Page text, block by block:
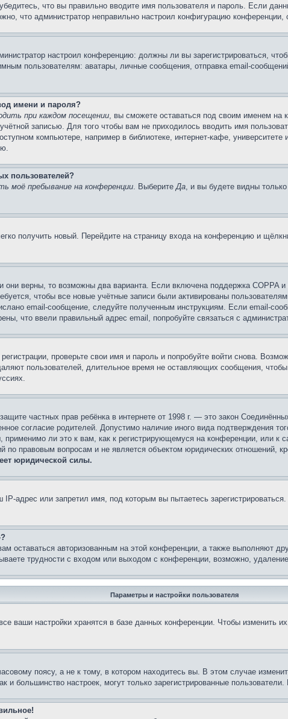
что вы правильно вводите имя пользователя и пароль. Если
что администратор неправильно настроил конфигурацию конференции,
настроил конференцию: должны ли вы зарегистрироваться,
пользователям: аватары, личные сообщения, отправка email-
имени и пароля?
при каждом посещении, вы сможете оставаться под своим именем на
записью. Для того чтобы вам не приходилось вводить имя
компьютере, например в библиотеке, интернет-кафе, университете
пользователей?
моё пребывание на конференции. ВыберитеДа, и вы будете видны
получить новый. Перейдите на страницу входа на конференцию и
верны, то возможны два варианта. Если включена поддержка COPPA
чтобы все новые учётные записи были активированы
email-сообщение, следуйте полученным инструкциям. Если email-
что ввели правильный адрес email, попробуйте связаться с
проверьте свои имя и пароль и попробуйте войти снова.
пользователей, длительное время не оставляющих сообщения,
частных прав ребёнка в интернете от 1998 г. — это закон
согласие родителей. Допустимо наличие иного вида подтверждения
ли это к вам, как к регистрирующемуся на конференции, или к
по правовым вопросам и не является объектом юридических отношений,
юридической силы.
адрес или запретил имя, под которым вы пытаетесь
оставаться авторизованным на этой конференции, а также выполняют
трудности с входом или выходом с конференции, возможно,
Параметры и настройки пользователя
ваши настройки хранятся в базе данных конференции. Чтобы изменить
поясу, а не к тому, в котором находитесь вы. В этом случае
и большинство настроек, могут только зарегистрированные